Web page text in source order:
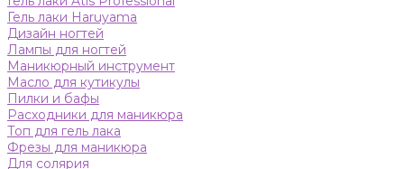
Гель лаки Haruyama
Дизайн ногтей
Лампы для ногтей
Маникюрный инструмент
Масло для кутикулы
Пилки и бафы
Расходники для маникюра
Топ для гель лака
Фрезы для маникюра
Для солярия